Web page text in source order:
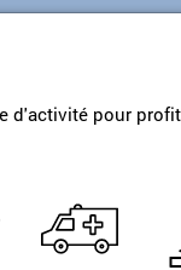
d'activité pour